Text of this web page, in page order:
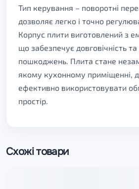
Тип керування – поворотні
дозволяє легко і точно
Корпус плити виготовлений з
що забезпечує довговічність та
пошкоджень. Плита стане
якому кухонному приміщенні,
ефективно використовувати
простір.
Схожі товари